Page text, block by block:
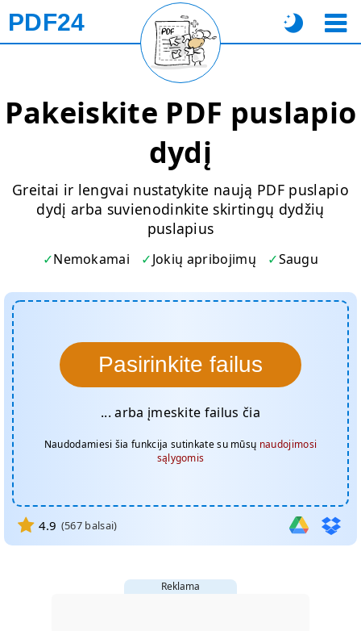
PDF24
Pakeiskite PDF puslapio
dydį
Greitai ir lengvai nustatykite naują PDF puslapio
dydį arba suvienodinkite skirtingų dydžių
puslapius
Nemokamai Jokių apribojimų Saugu
Pasirinkite failus
... arba įmeskite failus čia
Naudodamiesi šia funkcija sutinkate su mūsų naudojimosi
sąlygomis
4.9 (567 balsai)
Reklama